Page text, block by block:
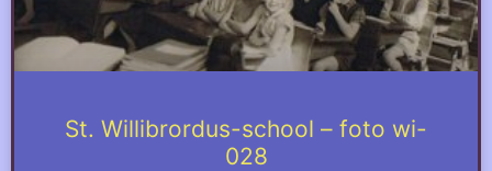
St. Willibrordus-school – foto wi-
028